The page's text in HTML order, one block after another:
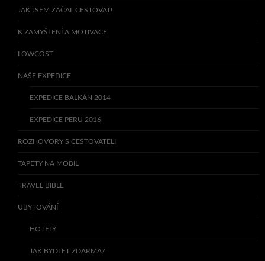
JAK JSEM ZAČAL CESTOVAT!
K ZAMYŠLENÍ A MOTIVACE
LOWCOST
NAŠE EXPEDICE
EXPEDICE BALKÁN 2014
EXPEDICE PERU 2016
ROZHOVORY S CESTOVATELI
TAPETY NA MOBIL
TRAVEL BIBLE
UBYTOVÁNÍ
HOTELY
JAK BYDLET ZDARMA?